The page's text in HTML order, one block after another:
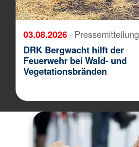
03.08.2026 · Pressemitteilung
DRK Bergwacht hilft der
Feuerwehr bei Wald- und
Vegetationsbränden